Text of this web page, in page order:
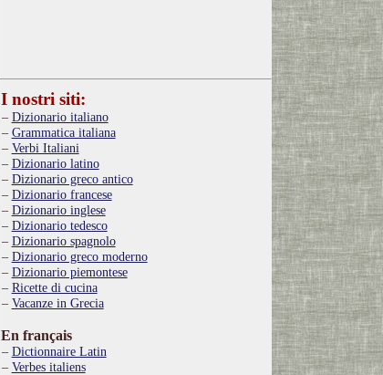
I nostri siti:
Dizionario italiano
Grammatica italiana
Verbi Italiani
Dizionario latino
Dizionario greco antico
Dizionario francese
Dizionario inglese
Dizionario tedesco
Dizionario spagnolo
Dizionario greco moderno
Dizionario piemontese
Ricette di cucina
Vacanze in Grecia
En français
Dictionnaire Latin
Verbes italiens